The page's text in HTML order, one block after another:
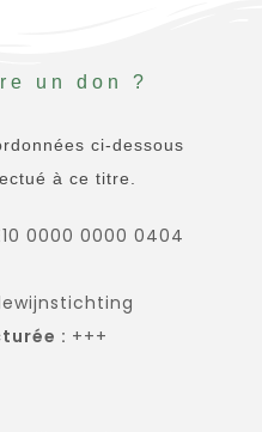
un don ?
ci-dessous
à ce titre.
0000 0000 0404
: +++